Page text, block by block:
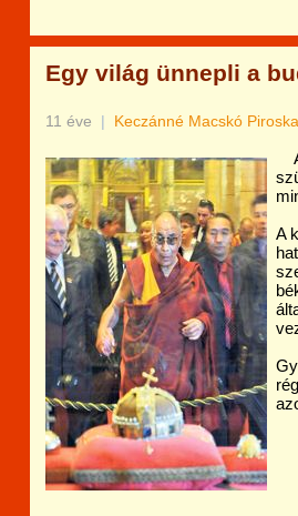
Egy világ ünnepli a
11 éve | Keczánné Macskó Piroska
A